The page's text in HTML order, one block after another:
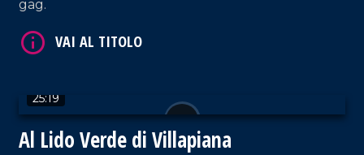
gag.
25:19
Al Lido Verde di Villapiana